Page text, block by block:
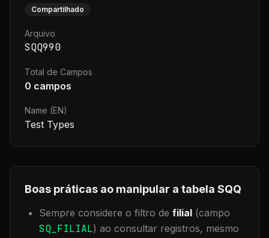
Compartilhado
Arquivo
SQQ990
Total de Campos
0 campos
Name (EN)
Test Types
Boas práticas ao manipular a tabela SQQ
Sempre considere o filtro de filial (campo
SQ_FILIAL) ao consultar registros, mesmo